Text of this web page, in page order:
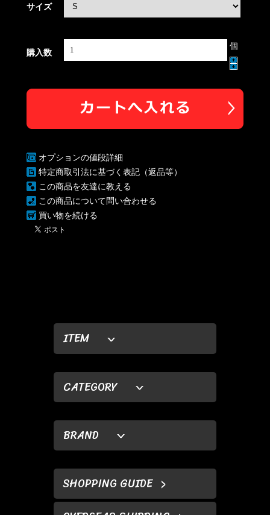
ITEM
CATEGORY
BRAND
SHOPPING GUIDE
サイズ
購入数
個
オプションの値段詳細
特定商取引法に基づく表記（返品等）
この商品を友達に教える
この商品について問い合わせる
買い物を続ける